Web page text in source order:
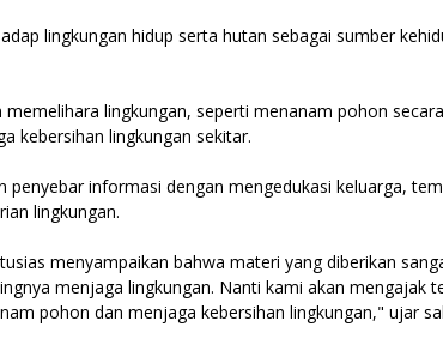
lingkungan hidup serta hutan sebagai sumber
lingkungan, seperti menanam pohon
kebersihan lingkungan sekitar.
informasi dengan mengedukasi keluarga,
lingkungan.
menyampaikan bahwa materi yang diberikan
menjaga lingkungan. Nanti kami akan mengajak
pohon dan menjaga kebersihan lingkungan," ujar